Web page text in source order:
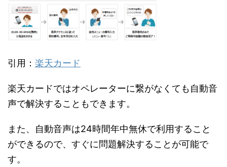
引用： 楽天カード
楽天カードではオペレーターに繋がなくても自動音
声で解決することもできます。
また、自動音声は24時間年中無休で利用すること
ができるので、すぐに問題解決することが可能で
す。